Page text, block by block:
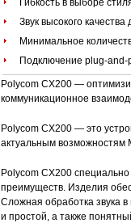
Гибкость в выборе
Звук высокого
Минимальное
Подключение plug-and-
Polycom CX200 —
коммуникационное
Polycom CX200 — это
актуальным возможностям
Polycom CX200
преимуществ. Изделия
Сложная обработка звука
и простой, а также